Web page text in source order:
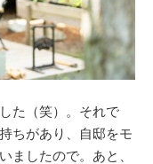
た（笑）。それで
ちがあり、自邸をモ
ましたので。あと、